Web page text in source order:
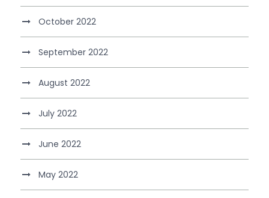
October 2022
September 2022
August 2022
July 2022
June 2022
May 2022